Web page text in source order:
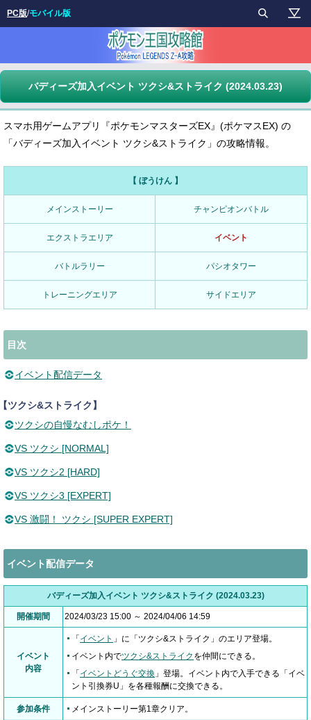
バディーズ加入イベント ツクシ&ストライク (2024.03.23)
スマホ用ゲームアプリ『ポケモンマスターズEX』(ポケマスEX) の
「バディーズ加入イベント ツクシ&ストライク」の攻略情報。
【 ぼうけん 】
メインストーリー チャンピオンバトル
エクストラエリア イベント
バトルラリー パシオタワー
トレーニングエリア サイドエリア
目次
イベント配信データ
ツクシ&ストライク】
ツクシの自慢なむしポケ！
VS ツクシ [NORMAL]
VS ツクシ2 [HARD]
VS ツクシ3 [EXPERT]
VS 激闘！ ツクシ [SUPER EXPERT]
イベント配信データ
バディーズ加入イベント ツクシ&ストライク (2024.03.23)
開催期間 2024/03/23 15:00 ～ 2024/04/06 14:59
イベント
内容
「 イベント 」に「ツクシ&ストライク」のエリア登場。
イベント内でツクシ&ストライク を仲間にできる。
「 イベントどうぐ交換 」登場。イベント内で入手できる「イベ
ント引換券U」を各種報酬に交換できる。
参加条件 メインストーリー第1章クリア。
PC版/モバイル版